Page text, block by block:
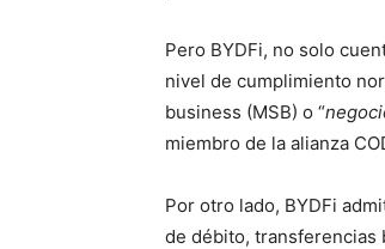
Pero BYDFi, no solo
nivel de cumplimiento
business (MSB) o “
miembro de la alianza
Por otro lado, BYDFi
de débito, transferencias